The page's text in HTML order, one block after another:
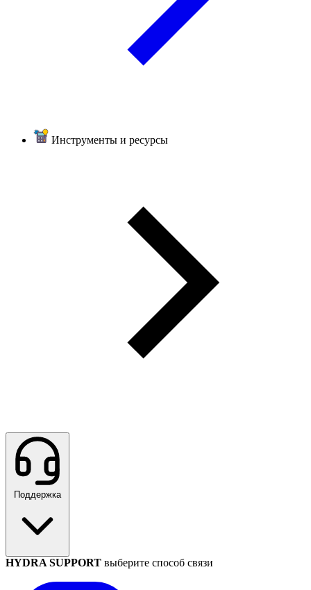
Инструменты и ресурсы
Поддержка
HYDRA SUPPORT выберите способ связи